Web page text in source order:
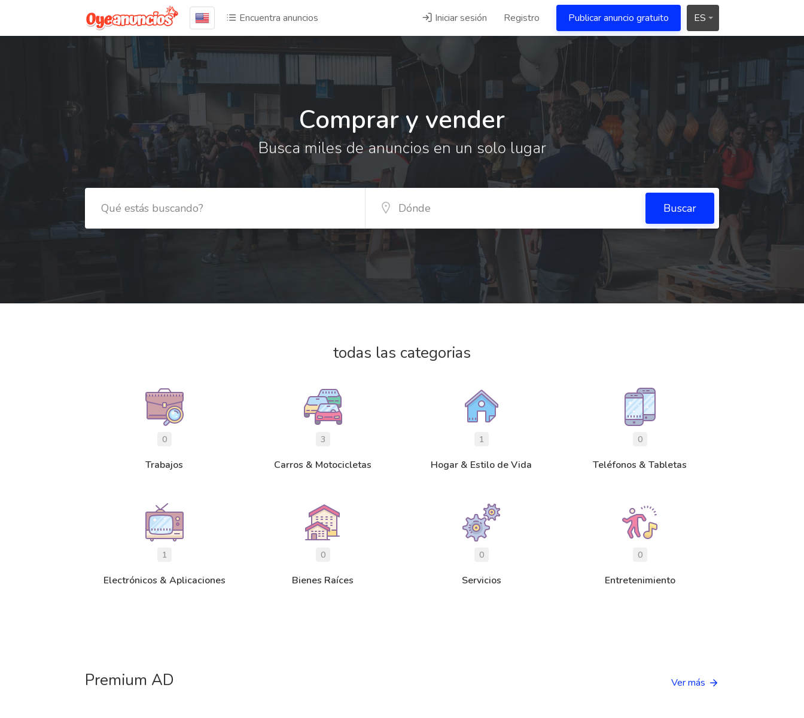
Encuentra anuncios Iniciar sesión Registro Publicar anuncio gratuito ES
Comprar y vender
Busca miles de anuncios en un solo lugar
Buscar
todas las categorias
0
Trabajos
3
Carros & Motocicletas
1
Hogar & Estilo de Vida
0
Teléfonos & Tabletas
1
Electrónicos & Aplicaciones
0
Bienes Raíces
0
Servicios
0
Entretenimiento
Premium AD Ver más